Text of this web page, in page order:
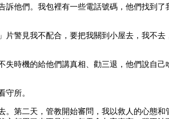
他們。我包裡有一些電話號碼，他們找到
警見我不配合，要把我關到小屋去，我不
時機的給他們講真相、勸三退，他們說自
守所。
第二天，管教開始審問，我以救人的心態和